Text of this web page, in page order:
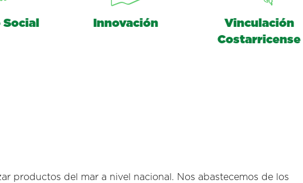
Innovación
Vinculación
Costarricense
productos del mar a nivel nacional. Nos abastecemos de los